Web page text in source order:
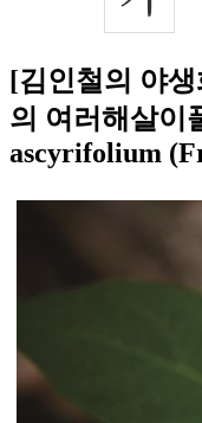
[김인철의 야
의 여러해살이
ascyrifolium